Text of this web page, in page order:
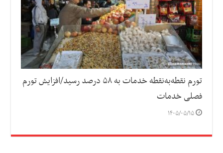
تورم نقطه‌به‌نقطه خدمات به ۵۸ درصد رسید/افزایش تورم
فصلی خدمات
۱۴۰۵/۰۵/۱۵